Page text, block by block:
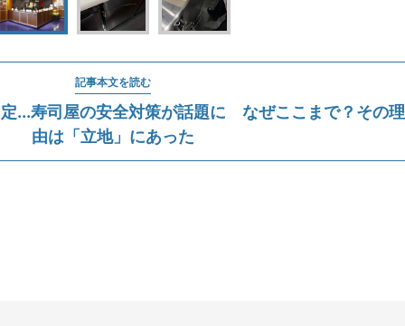
記事本文を読む
...寿司屋の安全対策が話題に なぜここまで？その理
由は「立地」にあった